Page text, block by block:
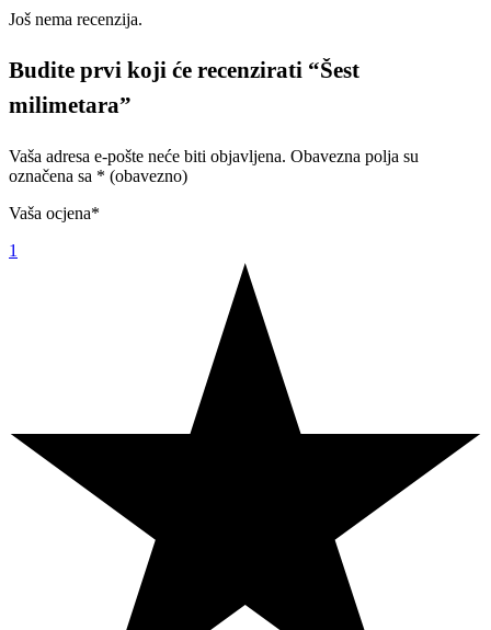
Još nema recenzija.
Budite prvi koji će recenzirati “Šest
milimetara”
Vaša adresa e-pošte neće biti objavljena. Obavezna polja su
označena sa * (obavezno)
Vaša ocjena*
1